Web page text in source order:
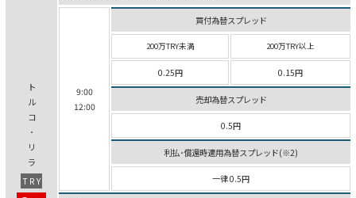
ト
ル
コ
･
リ
ラ
TRY
9:00
12:00
買付為替スプレッド
200万TRY未満 200万TRY以上
0.25円 0.15円
売却為替スプレッド
0.5円
利払･償還時適用為替スプレッド(※2)
一律 0.5円